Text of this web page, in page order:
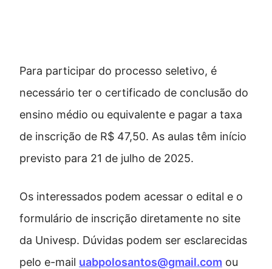
Para participar do processo seletivo, é
necessário ter o certificado de conclusão do
ensino médio ou equivalente e pagar a taxa
de inscrição de R$ 47,50. As aulas têm início
previsto para 21 de julho de 2025.
Os interessados podem acessar o edital e o
formulário de inscrição diretamente no site
da Univesp. Dúvidas podem ser esclarecidas
pelo e-mail uabpolosantos@gmail.com ou